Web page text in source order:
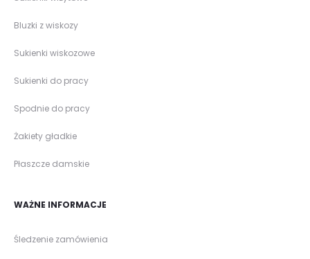
Bluzki z wiskozy
Sukienki wiskozowe
Sukienki do pracy
Spodnie do pracy
Żakiety gładkie
Płaszcze damskie
WAŻNE INFORMACJE
Śledzenie zamówienia